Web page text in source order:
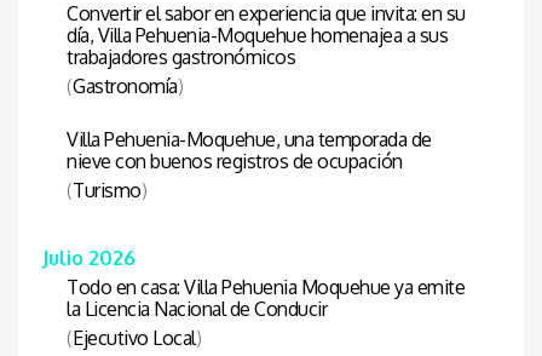
Convertir el sabor en experiencia que invita: en su
día, Villa Pehuenia-Moquehue homenajea a sus
trabajadores gastronómicos
(Gastronomía)
Villa Pehuenia-Moquehue, una temporada de
nieve con buenos registros de ocupación
(Turismo)
Julio 2026
Todo en casa: Villa Pehuenia Moquehue ya emite
la Licencia Nacional de Conducir
(Ejecutivo Local)